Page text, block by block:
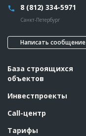
8 (812) 334-5971
Санкт-Петербург
Написать сообщение
База строящихся
объектов
Инвестпроекты
Call-центр
Тарифы